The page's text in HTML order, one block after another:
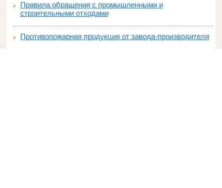
Правила обращения с промышленными и
строительными отходами
Противопожарная продукция от завода-производителя